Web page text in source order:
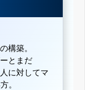
構築。
とまだ
に対してマ
。